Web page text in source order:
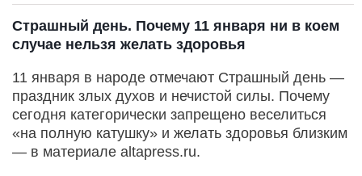
Страшный день. Почему 11 января ни в коем
случае нельзя желать здоровья
11 января в народе отмечают Страшный день —
праздник злых духов и нечистой силы. Почему
сегодня категорически запрещено веселиться
«на полную катушку» и желать здоровья близким
— в материале altapress.ru.